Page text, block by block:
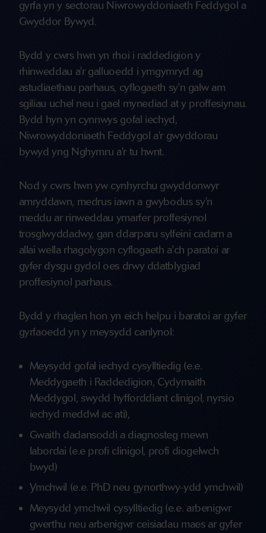
gyrfa yn y sectorau Niwrowyddoniaeth Feddygol a
Gwyddor Bywyd.
Bydd y cwrs hwn yn rhoi i raddedigion y
rhinweddau a'r galluoedd i ymgymryd ag
astudiaethau parhaus, cyflogaeth sy'n galw am
sgiliau uchel neu i gael mynediad at y proffesiynau.
Bydd hyn yn cynnwys gofal iechyd,
Niwrowyddoniaeth Feddygol a'r gwyddorau
bywyd yng Nghymru a'r tu hwnt.
Nod y cwrs hwn yw cynhyrchu gwyddonwyr
amryddawn, medrus iawn a gwybodus sy'n
meddu ar rinweddau ymarfer proffesiynol
trosglwyddadwy, gan ddarparu sylfeini cadarn a
allai wella rhagolygon cyflogaeth a'ch paratoi ar
gyfer dysgu gydol oes drwy ddatblygiad
proffesiynol parhaus.
Bydd y rhaglen hon yn eich helpu i baratoi ar gyfer
gyrfaoedd yn y meysydd canlynol:
Meysydd gofal iechyd cysylltiedig (e.e.
Meddygaeth i Raddedigion, Cydymaith
Meddygol, swydd hyfforddiant clinigol, nyrsio
iechyd meddwl ac ati),
Gwaith dadansoddi a diagnosteg mewn
labordai (e.e profi clinigol, profi diogelwch
bwyd)
Ymchwil (e.e. PhD neu gynorthwy-ydd ymchwil)
Meysydd ymchwil cysylltiedig (e.e. arbenigwr
gwerthu neu arbenigwr ceisiadau maes ar gyfer